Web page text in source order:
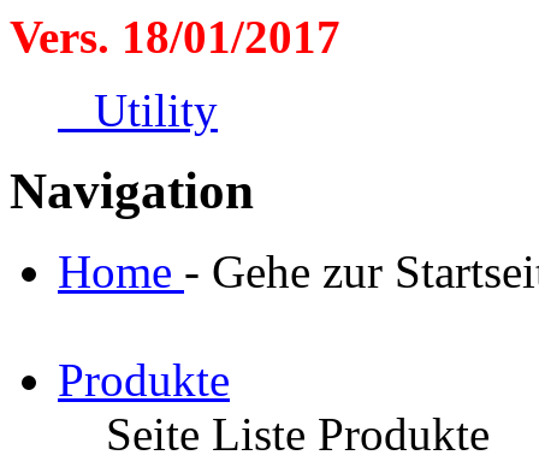
Vers. 18/01/2017
Utility
Navigation
Home - Gehe zur
Produkte
Seite Liste Produkte